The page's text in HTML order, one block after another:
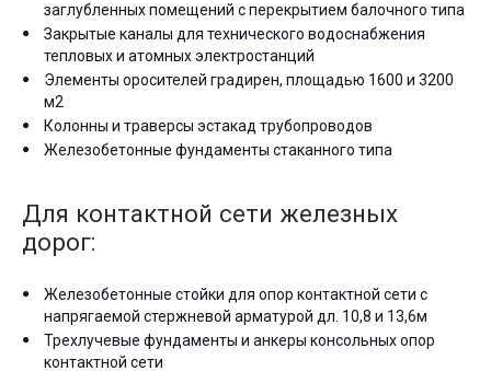
заглубленных помещений с перекрытием балочного типа
Закрытые каналы для технического водоснабжения
тепловых и атомных электростанций
Элементы оросителей градирен, площадью 1600 и 3200
м2
Колонны и траверсы эстакад трубопроводов
Железобетонные фундаменты стаканного типа
Для контактной сети железных
дорог:
Железобетонные стойки для опор контактной сети с
напрягаемой стержневой арматурой дл. 10,8 и 13,6м
Трехлучевые фундаменты и анкеры консольных опор
контактной сети